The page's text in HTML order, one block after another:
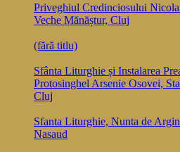
Priveghiul Credinciosului
Veche Mănăștur, Cluj
(fără titlu)
Sfânta Liturghie și Instalarea
Protosinghel Arsenie Osovei,
Cluj
Sfanta Liturghie, Nunta de
Nasaud